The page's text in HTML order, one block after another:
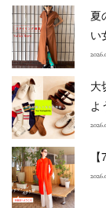
夏
い
大
よ